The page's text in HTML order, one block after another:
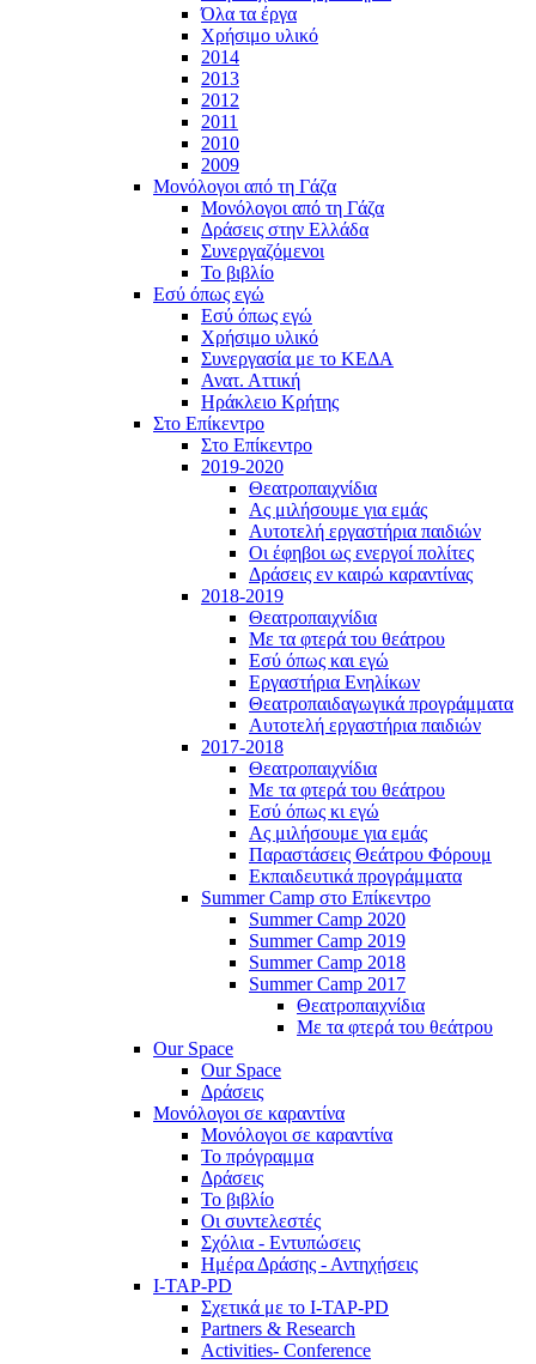
Όλα τα έργα
Χρήσιμο υλικό
2014
2013
2012
2011
2010
2009
Μονόλογοι από τη Γάζα
Μονόλογοι από τη Γάζα
Δράσεις στην Ελλάδα
Συνεργαζόμενοι
To βιβλίο
Εσύ όπως εγώ
Εσύ όπως εγώ
Χρήσιμο υλικό
Συνεργασία με το ΚΕΔΑ
Ανατ. Αττική
Ηράκλειο Κρήτης
Στο Επίκεντρο
Στο Επίκεντρο
2019-2020
Θεατροπαιχνίδια
Ας μιλήσουμε για εμάς
Αυτοτελή εργαστήρια παιδιών
Οι έφηβοι ως ενεργοί πολίτες
Δράσεις εν καιρώ καραντίνας
2018-2019
Θεατροπαιχνίδια
Με τα φτερά του θεάτρου
Εσύ όπως και εγώ
Εργαστήρια Ενηλίκων
Θεατροπαιδαγωγικά προγράμματα
Αυτοτελή εργαστήρια παιδιών
2017-2018
Θεατροπαιχνίδια
Με τα φτερά του θεάτρου
Εσύ όπως κι εγώ
Ας μιλήσουμε για εμάς
Παραστάσεις Θεάτρου Φόρουμ
Εκπαιδευτικά προγράμματα
Summer Camp στο Επίκεντρο
Summer Camp 2020
Summer Camp 2019
Summer Camp 2018
Summer Camp 2017
Θεατροπαιχνίδια
Με τα φτερά του θεάτρου
Our Space
Our Space
Δράσεις
Μονόλογοι σε καραντίνα
Μονόλογοι σε καραντίνα
Το πρόγραμμα
Δράσεις
Το βιβλίο
Οι συντελεστές
Σχόλια - Εντυπώσεις
Ημέρα Δράσης - Αντηχήσεις
I-TAP-PD
Σχετικά με το I-TAP-PD
Partners & Research
Activities- Conference